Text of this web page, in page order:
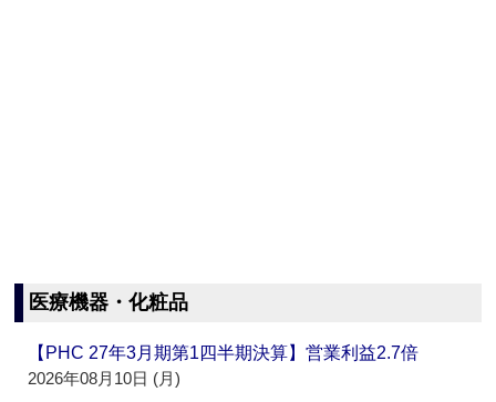
医療機器・化粧品
【PHC 27年3月期第1四半期決算】営業利益2.7倍
2026年08月10日 (月)